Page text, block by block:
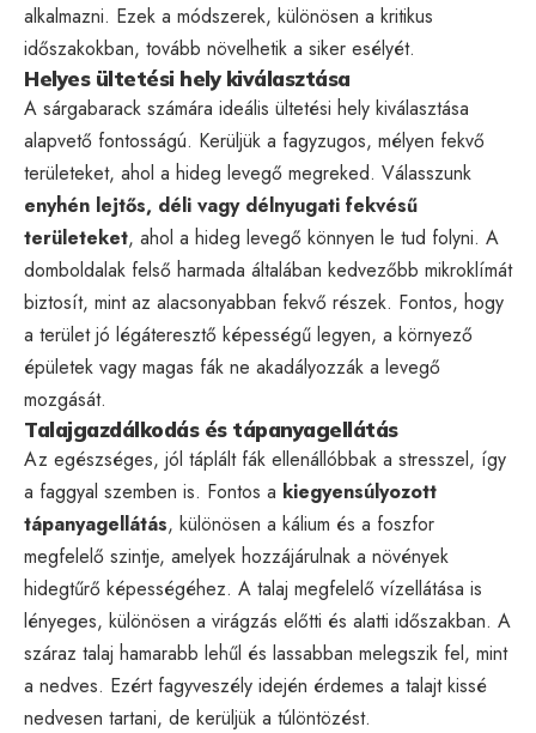
alkalmazni. Ezek a módszerek, különösen a kritikus
időszakokban, tovább növelhetik a siker esélyét.
Helyes ültetési hely kiválasztása
A sárgabarack számára ideális ültetési hely kiválasztása
alapvető fontosságú. Kerüljük a fagyzugos, mélyen fekvő
területeket, ahol a hideg levegő megreked. Válasszunk
enyhén lejtős, déli vagy délnyugati fekvésű
területeket, ahol a hideg levegő könnyen le tud folyni. A
domboldalak felső harmada általában kedvezőbb mikroklímát
biztosít, mint az alacsonyabban fekvő részek. Fontos, hogy
a terület jó légáteresztő képességű legyen, a környező
épületek vagy magas fák ne akadályozzák a levegő
mozgását.
Talajgazdálkodás és tápanyagellátás
Az egészséges, jól táplált fák ellenállóbbak a stresszel, így
a faggyal szemben is. Fontos a kiegyensúlyozott
tápanyagellátás, különösen a kálium és a foszfor
megfelelő szintje, amelyek hozzájárulnak a növények
hidegtűrő képességéhez. A talaj megfelelő vízellátása is
lényeges, különösen a virágzás előtti és alatti időszakban. A
száraz talaj hamarabb lehűl és lassabban melegszik fel, mint
a nedves. Ezért fagyveszély idején érdemes a talajt kissé
nedvesen tartani, de kerüljük a túlöntözést.